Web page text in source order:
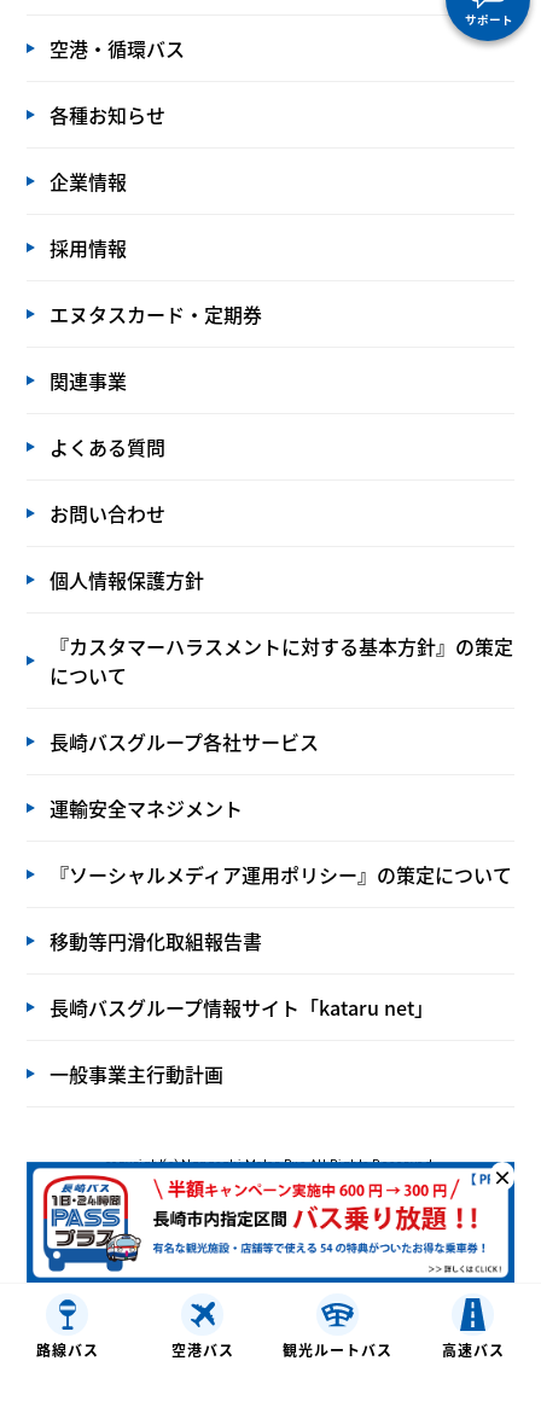
路線バス 空港バス 観光ルートバス ⾼速バス
サポート
×
空港・循環バス
各種お知らせ
企業情報
採用情報
エヌタスカード・定期券
関連事業
よくある質問
お問い合わせ
個人情報保護方針
『カスタマーハラスメントに対する基本方針』の策定
について
長崎バスグループ各社サービス
運輸安全マネジメント
『ソーシャルメディア運用ポリシー』の策定について
移動等円滑化取組報告書
長崎バスグループ情報サイト「kataru net」
一般事業主行動計画
copyright(c) Nagasaki Motor Bus All Rights Reserved.